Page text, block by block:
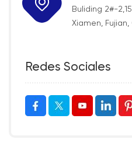
Buliding 2#-
Xiamen, Fujian,
Redes Sociales